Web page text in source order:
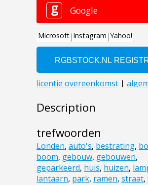
Description
trefwoorden
Londen, auto's, bestrating,
boom, gebouw, gebouwen,
geparkeerd, huis, huizen,
lantaarn, park, ramen, straat,